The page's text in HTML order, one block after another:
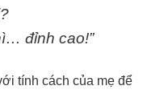
đỉnh cao!”
tính cách của mẹ để